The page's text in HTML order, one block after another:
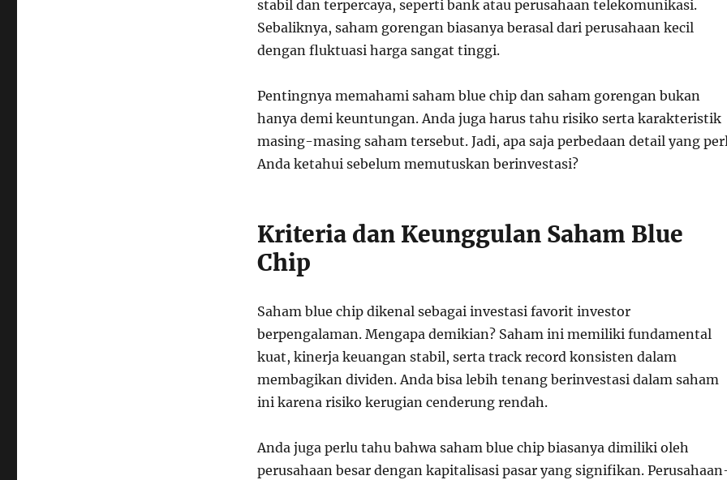
stabil dan terpercaya, seperti bank atau perusahaan telekomunikasi.
Sebaliknya, saham gorengan biasanya berasal dari perusahaan kecil
dengan fluktuasi harga sangat tinggi.
Pentingnya memahami saham blue chip dan saham gorengan bukan
hanya demi keuntungan. Anda juga harus tahu risiko serta karakteristik
masing-masing saham tersebut. Jadi, apa saja perbedaan detail yang
Anda ketahui sebelum memutuskan berinvestasi?
Kriteria dan Keunggulan Saham Blue
Chip
Saham blue chip dikenal sebagai investasi favorit investor
berpengalaman. Mengapa demikian? Saham ini memiliki fundamental
kuat, kinerja keuangan stabil, serta track record konsisten dalam
membagikan dividen. Anda bisa lebih tenang berinvestasi dalam saham
ini karena risiko kerugian cenderung rendah.
Anda juga perlu tahu bahwa saham blue chip biasanya dimiliki oleh
perusahaan besar dengan kapitalisasi pasar yang signifikan.